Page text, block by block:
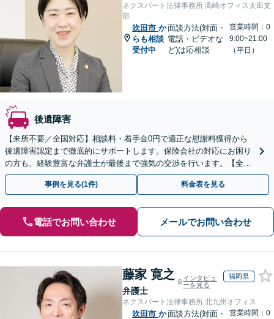
ネクスパート法律事務所 高崎オフィス太田支
部
吹田市 か
らも相談
受付中
面談方法(対面・
電話・ビデオな
ど)は応相談
営業時間：0
9:00~21:00
（平日）
後遺障害
【来所不要／全国対応】相談料・着手金0円で適正な慰謝料獲得から
後遺障害認定まで徹底的にサポートします。保険会社の対応にお困り
の方も、経験豊富な弁護士が最後まで強気の交渉を行います。【全国
13拠点】お気軽にご相談ください。
事例を見る(1件) 料金表を見る
電話でお問い合わせ メールでお問い合わせ
藤家 寛之
弁護士
インタビュ
ーを見る
福岡県
ネクスパート法律事務所 北九州オフィス
吹田市 か面談方法(対面・
営業時間：0